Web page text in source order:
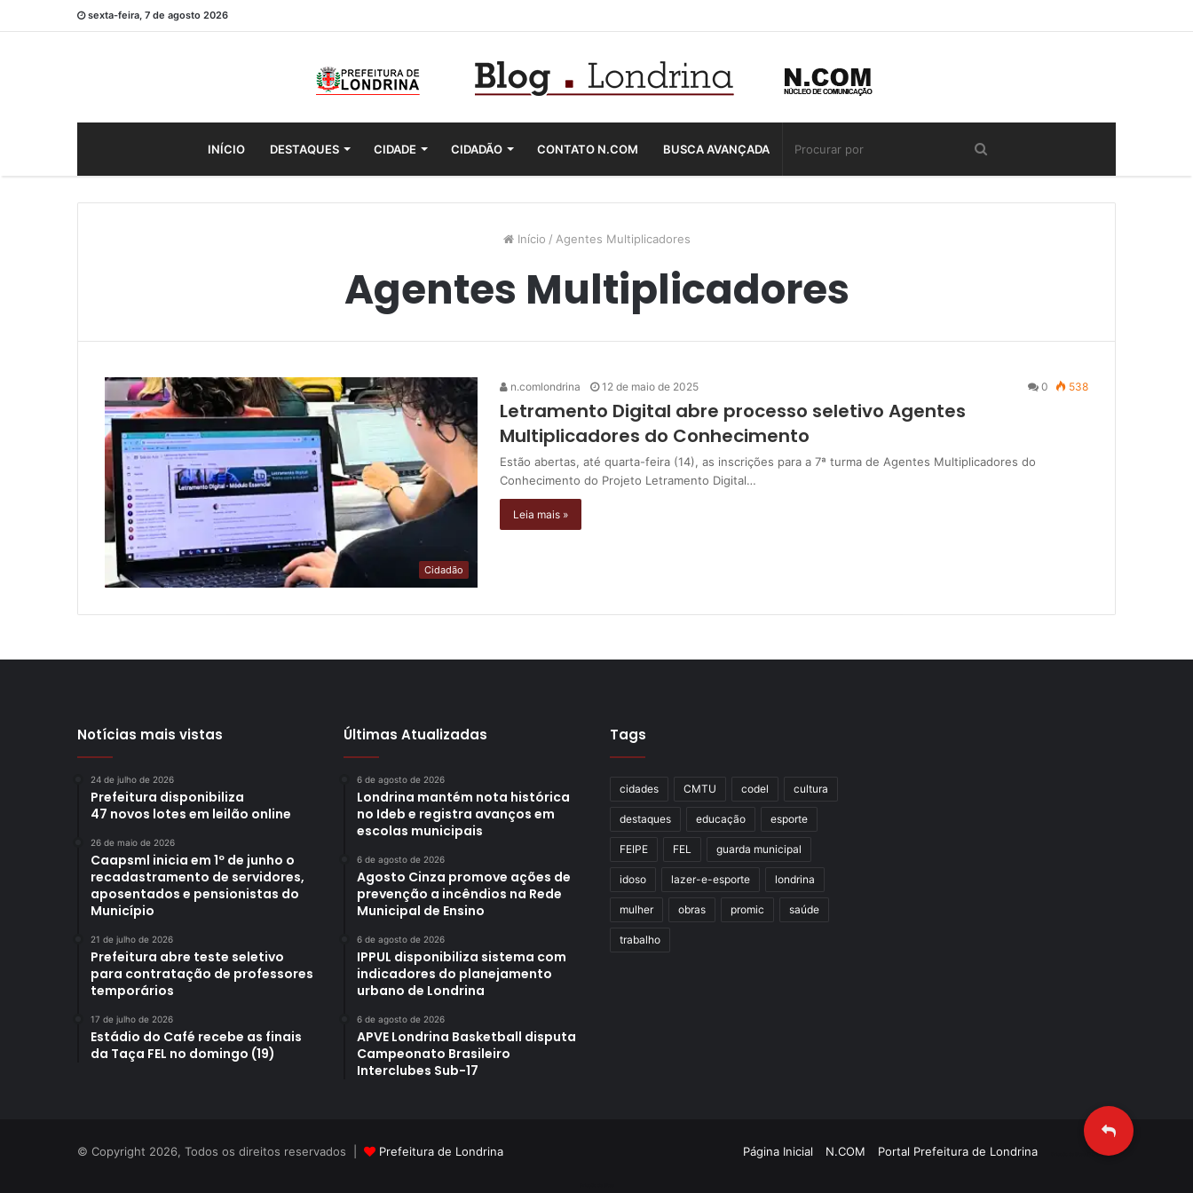
sexta-feira, 7 de agosto 2026
INÍCIO DESTAQUES CIDADE CIDADÃO CONTATO N.COM BUSCA AVANÇADA
Início / Agentes Multiplicadores
Agentes Multiplicadores
Cidadão
n.comlondrina 12 de maio de 2025 0 538
Letramento Digital abre processo seletivo Agentes
Multiplicadores do Conhecimento
Estão abertas, até quarta-feira (14), as inscrições para a 7ª turma de Agentes Multiplicadores do
Conhecimento do Projeto Letramento Digital…
Leia mais »
Notícias mais vistas
24 de julho de 2026
Prefeitura disponibiliza
47 novos lotes em leilão online
26 de maio de 2026
Caapsml inicia em 1º de junho o
recadastramento de servidores,
aposentados e pensionistas do
Município
21 de julho de 2026
Prefeitura abre teste seletivo
para contratação de professores
temporários
17 de julho de 2026
Estádio do Café recebe as finais
da Taça FEL no domingo (19)
Últimas Atualizadas
6 de agosto de 2026
Londrina mantém nota histórica
no Ideb e registra avanços em
escolas municipais
6 de agosto de 2026
Agosto Cinza promove ações de
prevenção a incêndios na Rede
Municipal de Ensino
6 de agosto de 2026
IPPUL disponibiliza sistema com
indicadores do planejamento
urbano de Londrina
6 de agosto de 2026
APVE Londrina Basketball disputa
Campeonato Brasileiro
Interclubes Sub-17
Tags
cidades CMTU codel cultura
destaques educação esporte
FEIPE FEL guarda municipal
idoso lazer-e-esporte londrina
mulher obras promic saúde
trabalho
© Copyright 2026, Todos os direitos reservados | Prefeitura de Londrina Criação de Sites TTG Sistemas
Página Inicial N.COM Portal Prefeitura de Londrina